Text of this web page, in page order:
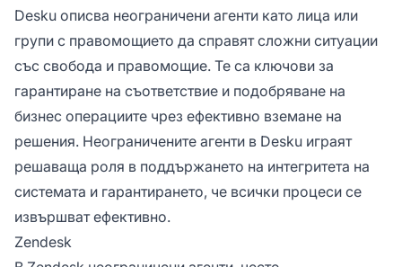
Desku описва неограничени агенти като лица или
групи с правомощието да справят сложни ситуации
със свобода и правомощие. Те са ключови за
гарантиране на съответствие и подобряване на
бизнес операциите чрез ефективно вземане на
решения. Неограничените агенти в Desku играят
решаваща роля в поддържането на интегритета на
системата и гарантирането, че всички процеси се
извършват ефективно.
Zendesk